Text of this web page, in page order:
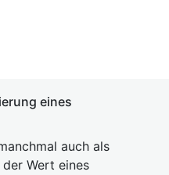
eines
auch als
Wert eines